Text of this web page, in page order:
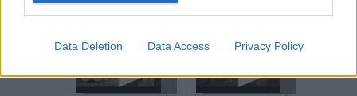
Data Deletion Data Access Privacy Policy
Voir la vidéo de «Fields of Sorrow»